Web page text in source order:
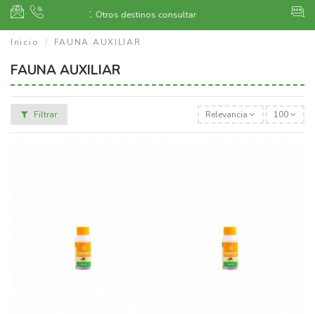
·
a partir de 400€. Otros destinos consultar
Inicio FAUNA AUXILIAR
FAUNA AUXILIAR
Filtrar Relevancia 100